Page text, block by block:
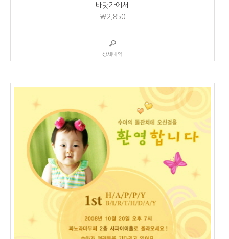
바닷가에서
₩2,850
상세내역